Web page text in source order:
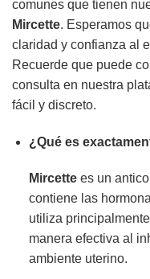
comunes que tienen
Mircette. Esperamos
claridad y confianza al
Recuerde que puede
consulta en nuestra
fácil y discreto.
¿Qué es
Mircettees un
contiene las
utiliza
manera efectiva al
ambiente uterino.